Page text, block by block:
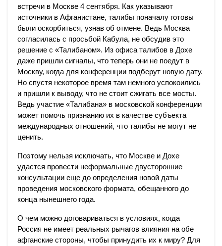
встречи в Москве 4 сентября. Как указывают
источники в Афганистане, талибы поначалу готовы
были оскорбиться, узнав об отмене. Ведь Москва
согласилась с просьбой Кабула, не обсудив это
решение с «Талибаном». Из офиса талибов в Дохе
даже пришли сигналы, что теперь они не поедут в
Москву, когда для конференции подберут новую дату.
Но спустя некоторое время там немного успокоились
и пришли к выводу, что не стоит сжигать все мосты.
Ведь участие «Талибана» в московской конференции
может помочь признанию их в качестве субъекта
международных отношений, что талибы не могут не
ценить.
Поэтому нельзя исключать, что Москве и Дохе
удастся провести неформальные двусторонние
консультации еще до определения новой даты
проведения московского формата, обещанного до
конца нынешнего года.
О чем можно договариваться в условиях, когда
Россия не имеет реальных рычагов влияния на обе
афганские стороны, чтобы принудить их к миру? Для